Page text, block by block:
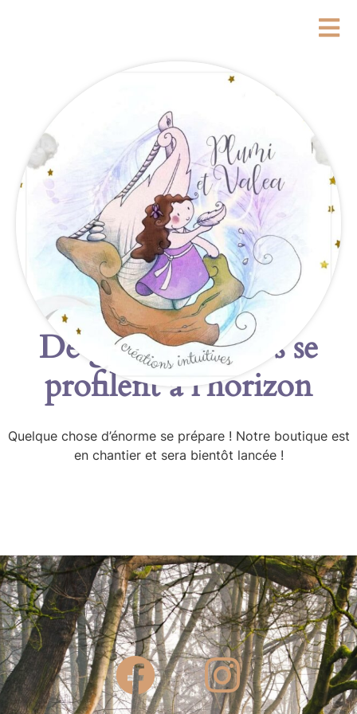
De grandes choses se
profilent à l’horizon
Quelque chose d’énorme se prépare ! Notre boutique est
en chantier et sera bientôt lancée !